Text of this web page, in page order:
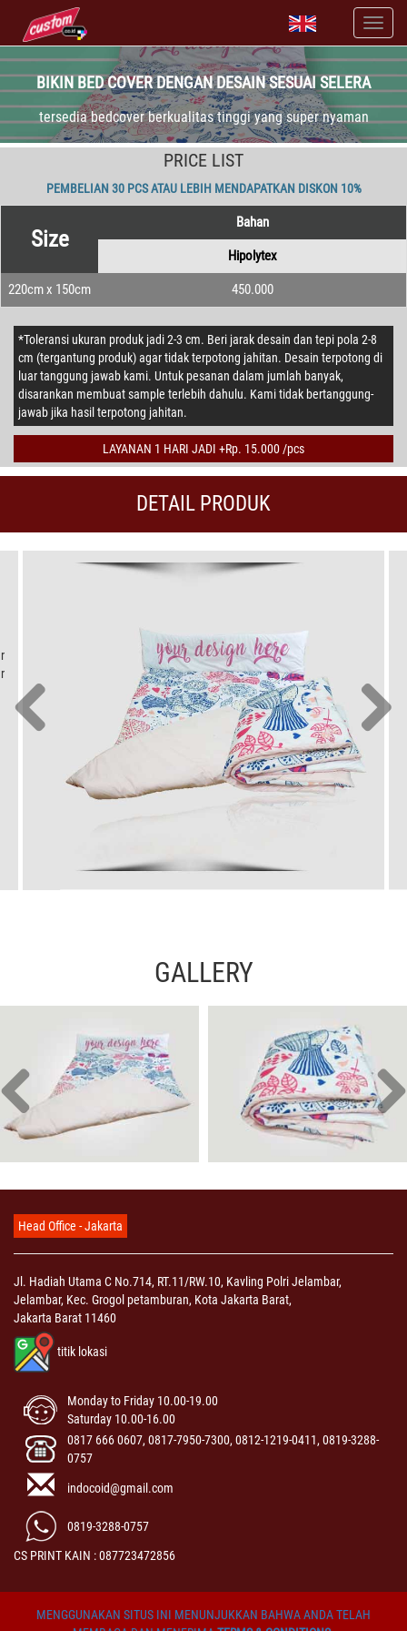
BIKIN BED COVER DENGAN DESAIN SESUAI SELERA
tersedia bedcover berkualitas tinggi yang super nyaman
PRICE LIST
PEMBELIAN 30 PCS ATAU LEBIH MENDAPATKAN DISKON 10%
Size
Bahan
Hipolytex
220cm x 150cm 450.000
*Toleransi ukuran produk jadi 2-3 cm. Beri jarak desain dan tepi pola 2-8
cm (tergantung produk) agar tidak terpotong jahitan. Desain terpotong di
luar tanggung jawab kami. Untuk pesanan dalam jumlah banyak,
disarankan membuat sample terlebih dahulu. Kami tidak bertanggung-
jawab jika hasil terpotong jahitan.
LAYANAN 1 HARI JADI +Rp. 15.000 /pcs
DETAIL PRODUK
GALLERY
Head Office - Jakarta
Jl. Hadiah Utama C No.714, RT.11/RW.10, Kavling Polri Jelambar,
Jelambar, Kec. Grogol petamburan, Kota Jakarta Barat,
Jakarta Barat 11460
titik lokasi
Monday to Friday 10.00-19.00
Saturday 10.00-16.00
0817 666 0607, 0817-7950-7300, 0812-1219-0411, 0819-3288-
0757
indocoid@gmail.com
0819-3288-0757
CS PRINT KAIN : 087723472856
MENGGUNAKAN SITUS INI MENUNJUKKAN BAHWA ANDA TELAH